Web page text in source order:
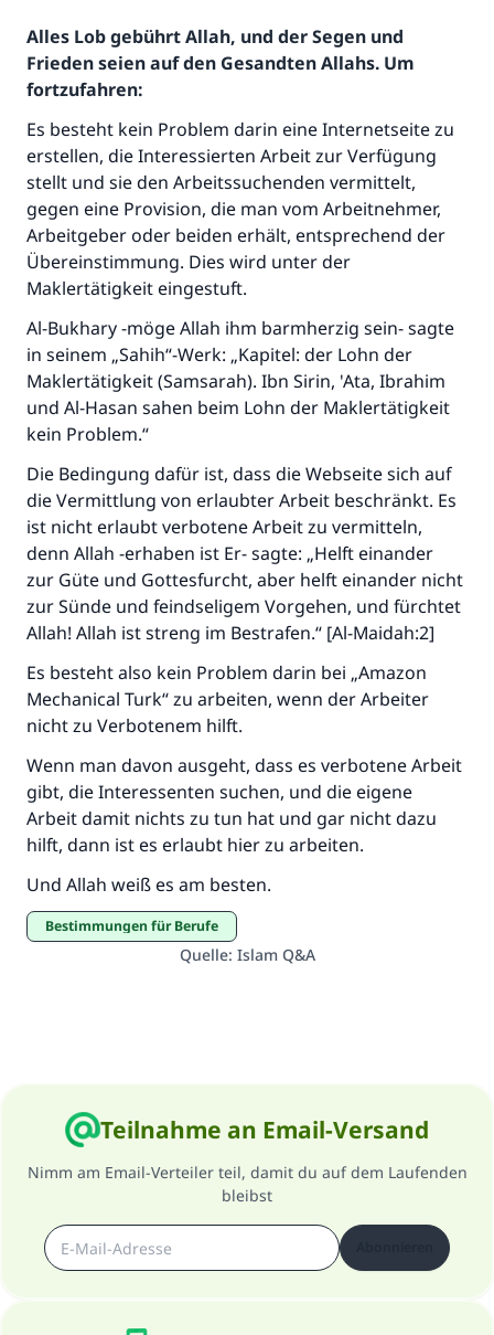
Alles Lob gebührt Allah, und der Segen und
Frieden seien auf den Gesandten Allahs. Um
fortzufahren:
Es besteht kein Problem darin eine Internetseite zu
erstellen, die Interessierten Arbeit zur Verfügung
stellt und sie den Arbeitssuchenden vermittelt,
gegen eine Provision, die man vom Arbeitnehmer,
Arbeitgeber oder beiden erhält, entsprechend der
Übereinstimmung. Dies wird unter der
Maklertätigkeit eingestuft.
Al-Bukhary -möge Allah ihm barmherzig sein- sagte
in seinem „Sahih“-Werk: „Kapitel: der Lohn der
Maklertätigkeit (Samsarah). Ibn Sirin, 'Ata, Ibrahim
und Al-Hasan sahen beim Lohn der Maklertätigkeit
kein Problem.“
Die Bedingung dafür ist, dass die Webseite sich auf
die Vermittlung von erlaubter Arbeit beschränkt. Es
ist nicht erlaubt verbotene Arbeit zu vermitteln,
denn Allah -erhaben ist Er- sagte: „Helft einander
zur Güte und Gottesfurcht, aber helft einander nicht
zur Sünde und feindseligem Vorgehen, und fürchtet
Allah! Allah ist streng im Bestrafen.“ [Al-Maidah:2]
Es besteht also kein Problem darin bei „Amazon
Mechanical Turk“ zu arbeiten, wenn der Arbeiter
nicht zu Verbotenem hilft.
Wenn man davon ausgeht, dass es verbotene Arbeit
gibt, die Interessenten suchen, und die eigene
Arbeit damit nichts zu tun hat und gar nicht dazu
hilft, dann ist es erlaubt hier zu arbeiten.
Und Allah weiß es am besten.
Bestimmungen für Berufe
Quelle: Islam Q&A
Teilnahme an Email-Versand
Nimm am Email-Verteiler teil, damit du auf dem Laufenden
bleibst
Die Antwort Nr. 110845 rettete eine
Unterstütze die Arbeit von Islam Q&A
Der Prophet -Allahs Segen und Frieden auf
ihm- sagte:
"Wer zum Guten aufruft, hat den Lohn
desjenigen, der sie durchführt."
(MUSLIM 1893)
Beitrag dazu